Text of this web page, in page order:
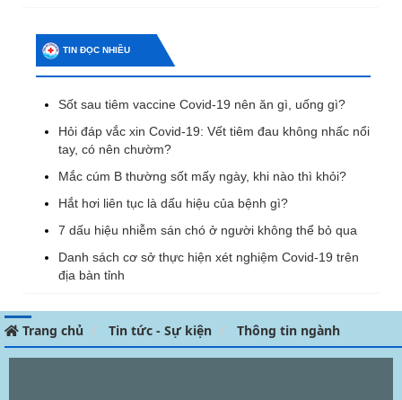
TIN ĐỌC NHIỀU
Sốt sau tiêm vaccine Covid-19 nên ăn gì, uống gì?
Hỏi đáp vắc xin Covid-19: Vết tiêm đau không nhấc nổi
tay, có nên chườm?
Mắc cúm B thường sốt mấy ngày, khi nào thì khỏi?
Hắt hơi liên tục là dấu hiệu của bệnh gì?
7 dấu hiệu nhiễm sán chó ở người không thể bỏ qua
Danh sách cơ sở thực hiện xét nghiệm Covid-19 trên
địa bàn tỉnh
Trang chủ Tin tức - Sự kiện Thông tin ngành